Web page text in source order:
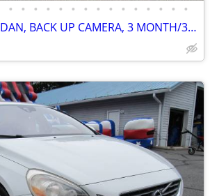
• • • • • • • • • • • • • • •
2016 SCION IA, SEDAN, BACK UP CAMERA, 3 MONTH/3000 MILE POWERTRAIN WTY